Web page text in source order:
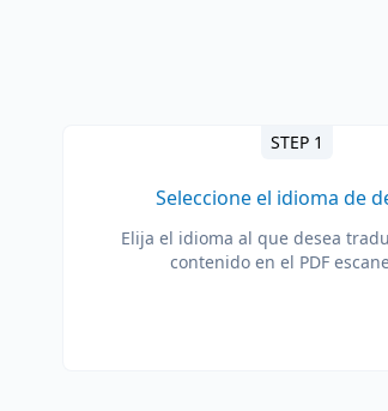
STEP 1
Seleccione el idioma de
Elija el idioma al que desea
contenido en el PDF